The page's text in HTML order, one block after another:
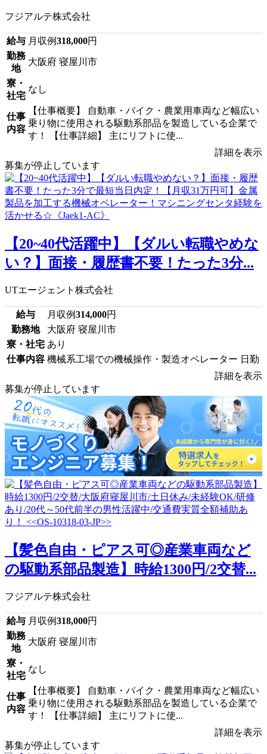
フジアルテ株式会社
給与 月収例318,000円
勤務
地
大阪府 寝屋川市
寮・
社宅
なし
仕事
内容
【仕事概要】 自動車・バイク・農業用車両など幅広い
乗り物に使用される駆動系部品を製造している企業で
す！ 【仕事詳細】 主にリフトに使...
詳細を表示
募集が停止しています
【20~40代活躍中】【ダルい転職やめな
い？】面接・履歴書不要！たった3分...
UTエージェント株式会社
給与 月収例314,000円
勤務地
大阪府 寝屋川市
寮・社宅 あり
仕事内容 機械系工場での機械操作・製造オペレーター 日勤
詳細を表示
募集が停止しています
【髪色自由・ピアス可◎産業車両など
の駆動系部品製造】時給1300円/2交替...
フジアルテ株式会社
給与 月収例318,000円
勤務
地
大阪府 寝屋川市
寮・
社宅
なし
仕事
内容
【仕事概要】 自動車・バイク・農業用車両など幅広い
乗り物に使用される駆動系部品を製造している企業で
す！ 【仕事詳細】 主にリフトに使...
詳細を表示
募集が停止しています